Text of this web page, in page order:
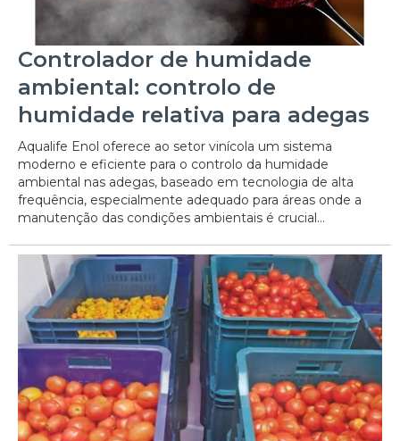
Controlador de humidade
ambiental: controlo de
humidade relativa para adegas
Aqualife Enol oferece ao setor vinícola um sistema
moderno e eficiente para o controlo da humidade
ambiental nas adegas, baseado em tecnologia de alta
frequência, especialmente adequado para áreas onde a
manutenção das condições ambientais é crucial...